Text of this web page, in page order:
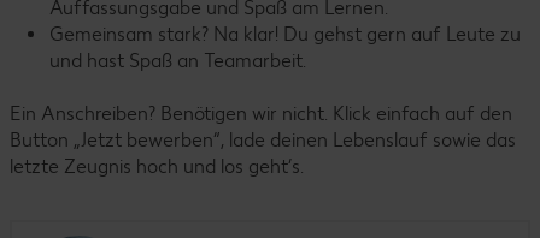
Auffassungsgabe und Spaß am Lernen.
Gemeinsam stark? Na klar! Du gehst gern auf Leute zu
und hast Spaß an Teamarbeit.
Ein Anschreiben? Benötigen wir nicht. Klick einfach auf den
Button „Jetzt bewerben“, lade deinen Lebenslauf sowie das
letzte Zeugnis hoch und los geht’s.